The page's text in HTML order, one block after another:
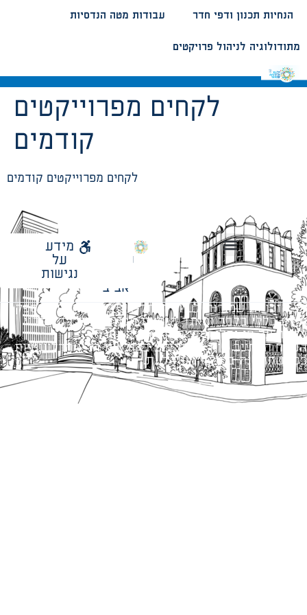
עבודות מטה הנדסיות הנחיות תכנון ודפי חדר
מתודולוגיה לניהול פרויקטים
לקחים מפרוייקטים
קודמים
לקחים מפרוייקטים קודמים
עיריית
אביב
מידע
על
נגישות
כל הזכויות שמורות לעיריית תל-אביב-יפו. האתר מספק
מידע כללי בלבד ומאגד הנחיות תכנוניות בלבד למבני
ציבור על פי נהלי עיריית תל אביב-יפו.
הנוסח המחייב הוא זה הקבוע בהוראות הדין הרלוונטיות
כפי שתהיינה בתוקף מעת לעת.